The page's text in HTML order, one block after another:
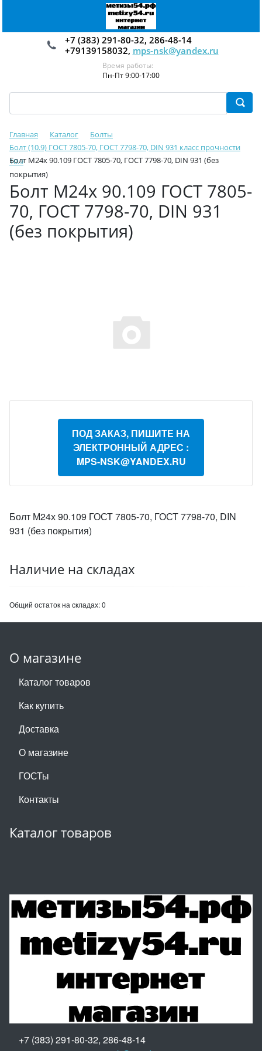
+7 (383) 291-80-32, 286-48-14
+79139158032, mps-nsk@yandex.ru
Время работы:
Пн-Пт 9:00-17:00
Главная Каталог
Болты
Болт (10.9) ГОСТ 7805-70, ГОСТ 7798-70, DIN 931 класс прочности
10.9
Болт М24х 90.109 ГОСТ 7805-70, ГОСТ 7798-70, DIN 931 (без
покрытия)
Болт М24х 90.109 ГОСТ 7805-
70, ГОСТ 7798-70, DIN 931
(без покрытия)
ПОД ЗАКАЗ, ПИШИТЕ НА
ЭЛЕКТРОННЫЙ АДРЕС :
MPS-NSK@YANDEX.RU
Болт М24х 90.109 ГОСТ 7805-70, ГОСТ 7798-70, DIN
931 (без покрытия)
Наличие на складах
Общий остаток на складах:0
О магазине
Каталог товаров
Как купить
Доставка
О магазине
ГОСТы
Контакты
Каталог товаров
+7 (383) 291-80-32, 286-48-14